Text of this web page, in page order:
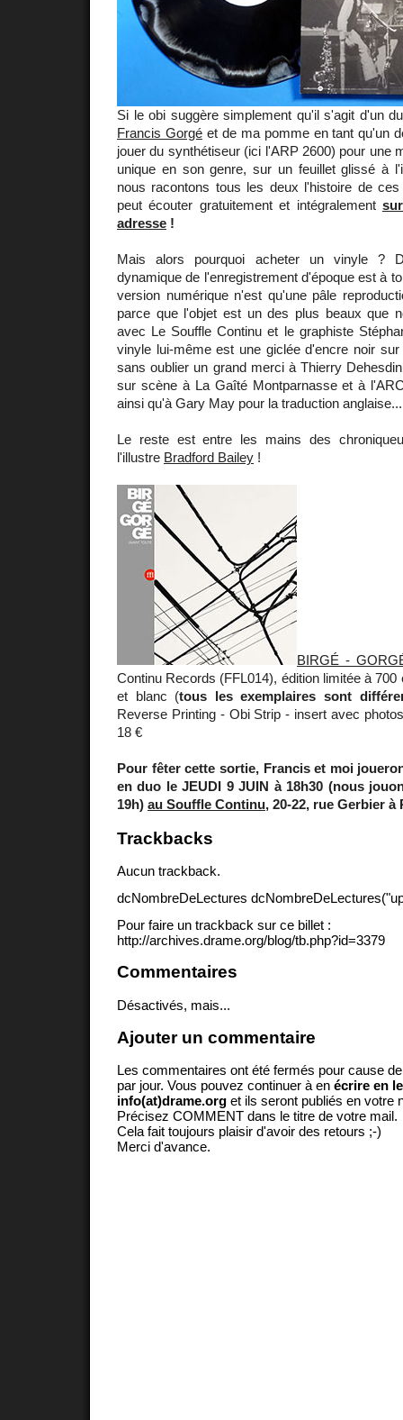
Si le obi suggère simplement qu'il s'agit d'un
Francis Gorgéet de ma pomme en tant qu'un
jouer du synthétiseur (ici l'ARP 2600) pour une
unique en son genre, sur un feuillet glissé à
nous racontons tous les deux l'histoire de
peut écouter gratuitement et intégralement
adresse !
Mais alors pourquoi acheter un vinyle ?
dynamique de l'enregistrement d'époque est à
version numérique n'est qu'une pâle
parce que l'objet est un des plus beaux que
avec Le Souffle Continu et le graphiste
vinyle lui-même est une giclée d'encre noir
sans oublier un grand merci à Thierry
sur scène à La Gaîté Montparnasse et à
ainsi qu'à Gary May pour la traduction anglaise...
Le reste est entre les mains des
l'illustre Bradford Bailey !
BIRGÉ -
Continu Records (FFL014), édition limitée à
et blanc (tous les exemplaires sont
Reverse Printing - Obi Strip - insert avec
18 €
Pour fêter cette sortie, Francis et moi
en duo le JEUDI 9 JUIN à 18h30 (nous
19h) au Souffle Continu, 20-22, rue Gerbier à
Trackbacks
Aucun trackback.
dcNombreDeLectures
Pour faire un trackback sur ce billet :
http://archives.drame.org/blog/tb.php?id=3379
Commentaires
Désactivés, mais...
Ajouter un commentaire
Les commentaires ont été fermés pour cause
par jour. Vous pouvez continuer à en écrire en
info(at)drame.org et ils seront publiés en votre
Précisez COMMENT dans le titre de votre mail.
Cela fait toujours plaisir d'avoir des retours ;-)
Merci d'avance.